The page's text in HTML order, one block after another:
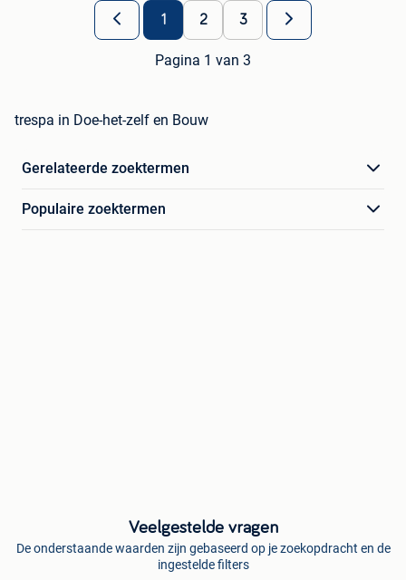
1 2 3
Pagina 1 van 3
trespa in Doe-het-zelf en Bouw
Gerelateerde zoektermen
Populaire zoektermen
Veelgestelde vragen
De onderstaande waarden zijn gebaseerd op je zoekopdracht en de
ingestelde filters